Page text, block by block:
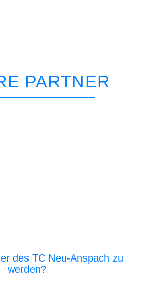
PARTNER
des TC Neu-Anspach zu
werden?